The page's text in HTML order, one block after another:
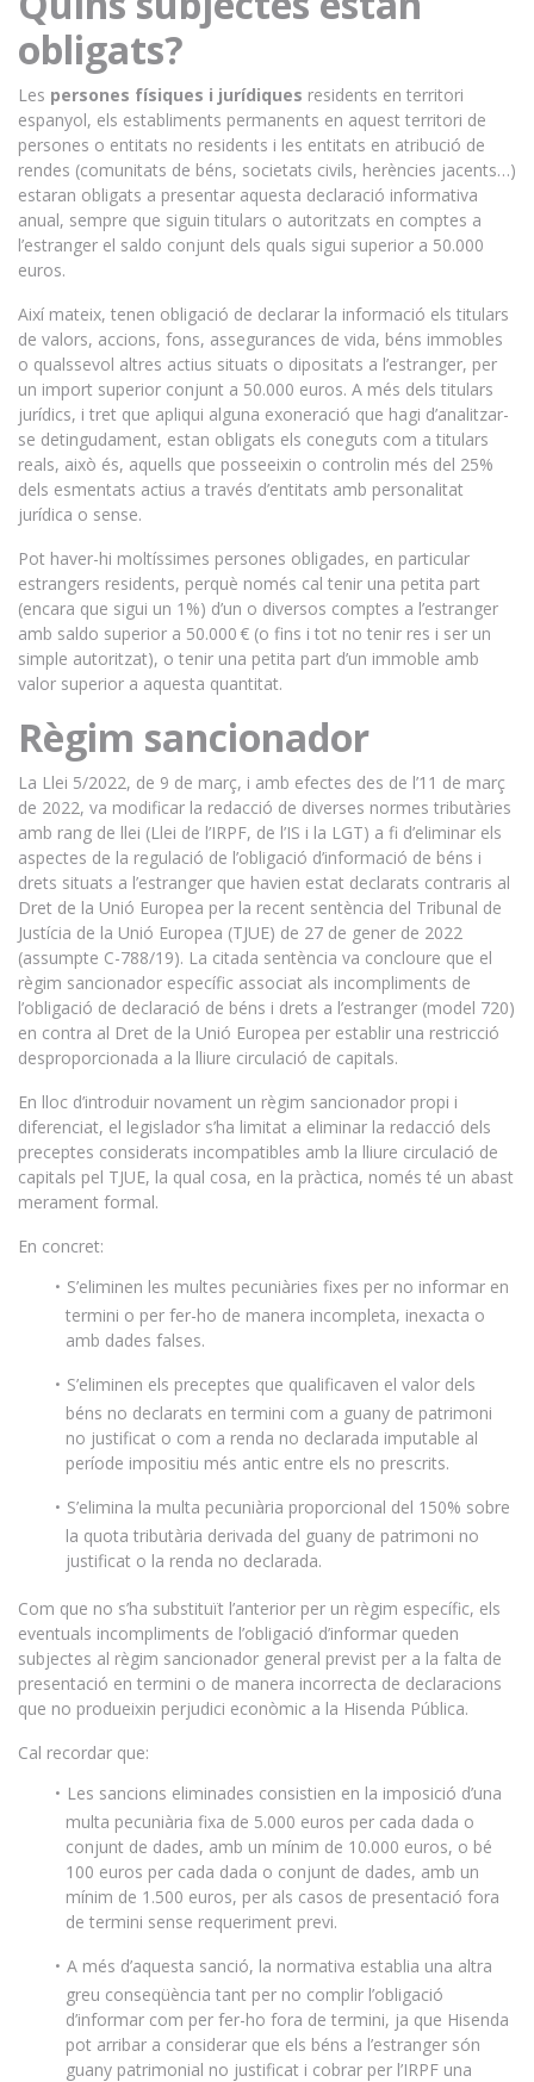
obligats?
Les persones físiques i jurídiques residents en territori
espanyol, els establiments permanents en aquest territori de
persones o entitats no residents i les entitats en atribució de
rendes (comunitats de béns, societats civils, herències jacents…)
estaran obligats a presentar aquesta declaració informativa
anual, sempre que siguin titulars o autoritzats en comptes a
l’estranger el saldo conjunt dels quals sigui superior a 50.000
euros.
Així mateix, tenen obligació de declarar la informació els titulars
de valors, accions, fons, assegurances de vida, béns immobles
o qualssevol altres actius situats o dipositats a l’estranger, per
un import superior conjunt a 50.000 euros. A més dels titulars
jurídics, i tret que apliqui alguna exoneració que hagi d’analitzar-
se detingudament, estan obligats els coneguts com a titulars
reals, això és, aquells que posseeixin o controlin més del 25%
dels esmentats actius a través d’entitats amb personalitat
jurídica o sense.
Pot haver-hi moltíssimes persones obligades, en particular
estrangers residents, perquè només cal tenir una petita part
(encara que sigui un 1%) d’un o diversos comptes a l’estranger
amb saldo superior a 50.000 € (o fins i tot no tenir res i ser un
simple autoritzat), o tenir una petita part d’un immoble amb
valor superior a aquesta quantitat.
Règim sancionador
La Llei 5/2022, de 9 de març, i amb efectes des de l’11 de març
de 2022, va modificar la redacció de diverses normes tributàries
amb rang de llei (Llei de l’IRPF, de l’IS i la LGT) a fi d’eliminar els
aspectes de la regulació de l’obligació d’informació de béns i
drets situats a l’estranger que havien estat declarats contraris al
Dret de la Unió Europea per la recent sentència del Tribunal de
Justícia de la Unió Europea (TJUE) de 27 de gener de 2022
(assumpte C-788/19). La citada sentència va concloure que el
règim sancionador específic associat als incompliments de
l’obligació de declaració de béns i drets a l’estranger (model 720)
en contra al Dret de la Unió Europea per establir una restricció
desproporcionada a la lliure circulació de capitals.
En lloc d’introduir novament un règim sancionador propi i
diferenciat, el legislador s’ha limitat a eliminar la redacció dels
preceptes considerats incompatibles amb la lliure circulació de
capitals pel TJUE, la qual cosa, en la pràctica, només té un abast
merament formal.
En concret:
S’eliminen les multes pecuniàries fixes per no informar en
termini o per fer-ho de manera incompleta, inexacta o
amb dades falses.
S’eliminen els preceptes que qualificaven el valor dels
béns no declarats en termini com a guany de patrimoni
no justificat o com a renda no declarada imputable al
període impositiu més antic entre els no prescrits.
S’elimina la multa pecuniària proporcional del 150% sobre
la quota tributària derivada del guany de patrimoni no
justificat o la renda no declarada.
Com que no s’ha substituït l’anterior per un règim específic, els
eventuals incompliments de l’obligació d’informar queden
subjectes al règim sancionador general previst per a la falta de
presentació en termini o de manera incorrecta de declaracions
que no produeixin perjudici econòmic a la Hisenda Pública.
Cal recordar que:
Les sancions eliminades consistien en la imposició d’una
multa pecuniària fixa de 5.000 euros per cada dada o
conjunt de dades, amb un mínim de 10.000 euros, o bé
100 euros per cada dada o conjunt de dades, amb un
mínim de 1.500 euros, per als casos de presentació fora
de termini sense requeriment previ.
A més d’aquesta sanció, la normativa establia una altra
greu conseqüència tant per no complir l’obligació
d’informar com per fer-ho fora de termini, ja que Hisenda
pot arribar a considerar que els béns a l’estranger són
guany patrimonial no justificat i cobrar per l’IRPF una